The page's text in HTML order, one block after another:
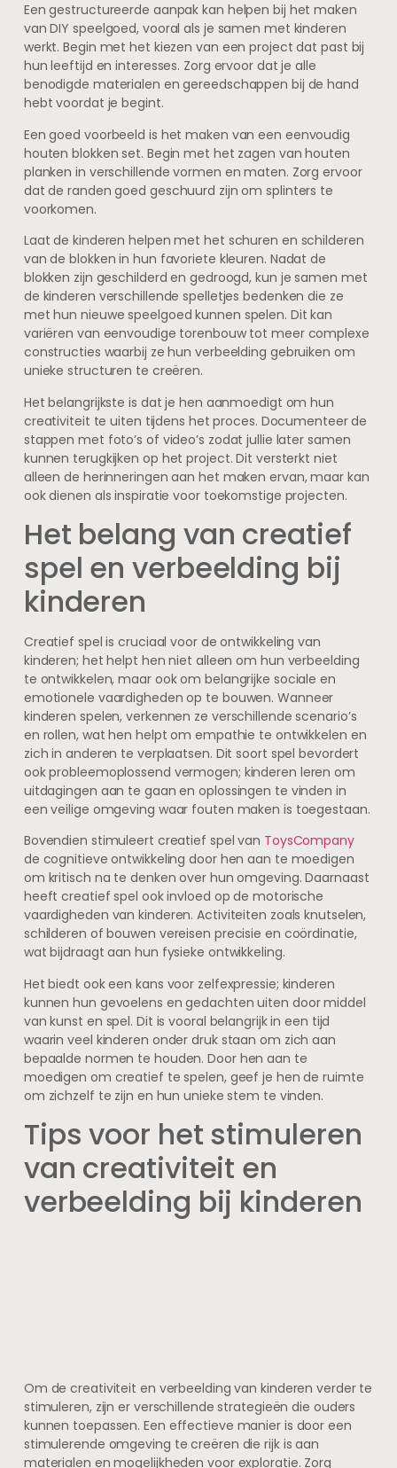
Een gestructureerde aanpak kan helpen bij het maken
van DIY speelgoed, vooral als je samen met kinderen
werkt. Begin met het kiezen van een project dat past bij
hun leeftijd en interesses. Zorg ervoor dat je alle
benodigde materialen en gereedschappen bij de hand
hebt voordat je begint.
Een goed voorbeeld is het maken van een eenvoudig
houten blokken set. Begin met het zagen van houten
planken in verschillende vormen en maten. Zorg ervoor
dat de randen goed geschuurd zijn om splinters te
voorkomen.
Laat de kinderen helpen met het schuren en schilderen
van de blokken in hun favoriete kleuren. Nadat de
blokken zijn geschilderd en gedroogd, kun je samen met
de kinderen verschillende spelletjes bedenken die ze
met hun nieuwe speelgoed kunnen spelen. Dit kan
variëren van eenvoudige torenbouw tot meer complexe
constructies waarbij ze hun verbeelding gebruiken om
unieke structuren te creëren.
Het belangrijkste is dat je hen aanmoedigt om hun
creativiteit te uiten tijdens het proces. Documenteer de
stappen met foto’s of video’s zodat jullie later samen
kunnen terugkijken op het project. Dit versterkt niet
alleen de herinneringen aan het maken ervan, maar kan
ook dienen als inspiratie voor toekomstige projecten.
Het belang van creatief
spel en verbeelding bij
kinderen
Creatief spel is cruciaal voor de ontwikkeling van
kinderen; het helpt hen niet alleen om hun verbeelding
te ontwikkelen, maar ook om belangrijke sociale en
emotionele vaardigheden op te bouwen. Wanneer
kinderen spelen, verkennen ze verschillende scenario’s
en rollen, wat hen helpt om empathie te ontwikkelen en
zich in anderen te verplaatsen. Dit soort spel bevordert
ook probleemoplossend vermogen; kinderen leren om
uitdagingen aan te gaan en oplossingen te vinden in
een veilige omgeving waar fouten maken is toegestaan.
Bovendien stimuleert creatief spel van ToysCompany
de cognitieve ontwikkeling door hen aan te moedigen
om kritisch na te denken over hun omgeving. Daarnaast
heeft creatief spel ook invloed op de motorische
vaardigheden van kinderen. Activiteiten zoals knutselen,
schilderen of bouwen vereisen precisie en coördinatie,
wat bijdraagt aan hun fysieke ontwikkeling.
Het biedt ook een kans voor zelfexpressie; kinderen
kunnen hun gevoelens en gedachten uiten door middel
van kunst en spel. Dit is vooral belangrijk in een tijd
waarin veel kinderen onder druk staan om zich aan
bepaalde normen te houden. Door hen aan te
moedigen om creatief te spelen, geef je hen de ruimte
om zichzelf te zijn en hun unieke stem te vinden.
Tips voor het stimuleren
van creativiteit en
verbeelding bij kinderen
Om de creativiteit en verbeelding van kinderen verder te
stimuleren, zijn er verschillende strategieën die ouders
kunnen toepassen. Een effectieve manier is door een
stimulerende omgeving te creëren die rijk is aan
materialen en mogelijkheden voor exploratie. Zorg